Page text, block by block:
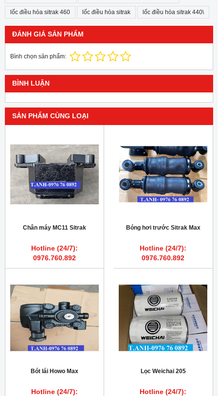
lốc điều hòa sitrak 460 lốc điều hòa sitrak lốc điều hòa sitrak 440\
ĐÁNH GIÁ SẢN PHẨM
Bình chọn sản phẩm:
BÌNH LUẬN
SẢN PHẨM CÙNG LOẠI
Chân máy MC11 Sitrak
Hotline (24/7):
0976.760.892
Bóng hơi trước Sitrak Max
Hotline (24/7):
0976.760.892
Bót lái Howo Max
Hotline (24/7):
Lọc Weichai 205
Hotline (24/7):